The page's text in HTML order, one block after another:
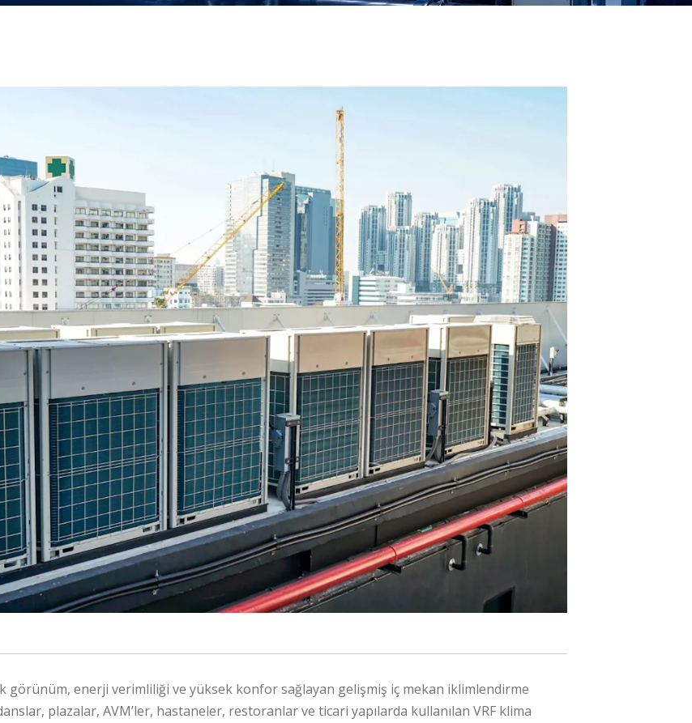
Toshiba VRF Klima Servisi
görünüm, enerji verimliliği ve yüksek konfor sağlayan gelişmiş iç mekan iklimlendirme
plazalar, AVM’ler, hastaneler, restoranlar ve ticari yapılarda kullanılan VRF klima